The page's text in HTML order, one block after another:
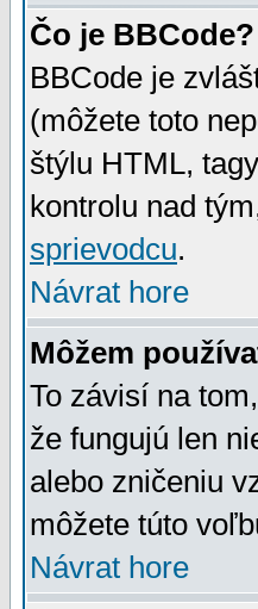
Čo je BBCode?
BBCode je
(môžete toto
štýlu HTML,
kontrolu nad
sprievodcu.
Návrat hore
Môžem
To závisí na
že fungujú len
alebo zničeniu
môžete túto
Návrat hore